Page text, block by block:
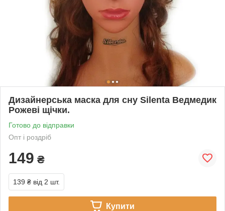
Дизайнерська маска для сну Silenta Ведмедик
Рожеві щічки.
Готово до відправки
Опт і роздріб
149 ₴
139 ₴ від 2 шт.
Купити